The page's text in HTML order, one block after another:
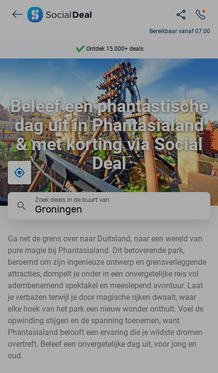
Bereikbaar vanaf 07:00
Ontdek 15.000+ deals
7 dagen per week beschikbaar
10+ miljoen leden
9,4
Ontdek 15.000+ deals
Beleef een phantastische
dag uit in Phantasialand
& met korting via Social
Deal
Bij mij in de buurt
Zoek deals in de buurt van
Groningen
Ga net de grens over naar Duitsland, naar een wereld van
pure magie bij Phantasialand. Dit betoverende park,
beroemd om zijn ingenieuze ontwerp en grensverleggende
attracties, dompelt je onder in een onvergetelijke reis vol
adembenemend spektakel en meeslepend avontuur. Laat
je verbazen terwijl je door magische rijken dwaalt, waar
elke hoek van het park een nieuw wonder onthult. Voel de
opwinding stijgen en de spanning toenemen, want
Phantasialand belooft een ervaring die je wildste dromen
overtreft. Beleef een onvergetelijke dag uit, voor jong en
oud.